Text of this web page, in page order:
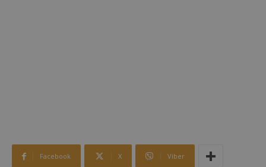
Facebook X Viber